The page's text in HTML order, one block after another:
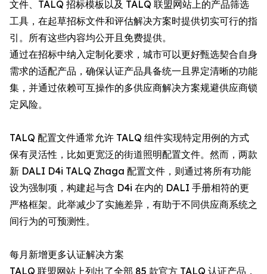
文件、TALQ 招标模板以及 TALQ 联盟网站上的产品筛选
工具，在起草招标文件和评估解决方案时提供切实可行的指
引。所有这些内容均公开且免费提供。
通过在招标中纳入定制化要求，城市可以更好甄选契合自身
需求的适配产品，确保认证产品具备统一且界定清晰的功能
集，并通过依赖可互操作的多供应商解决方案规避供应商锁
定风险。
TALQ 配置文件通常允许 TALQ 组件实现特定用例的方式
保有灵活性，比如更宽泛的街道照明配置文件。然而，两款
新 DALI D4i TALQ Zhaga 配置文件，则通过将所有功能
设为强制项，构建起与含 D4i 在内的 DALI 手册相符的更
严格框架。此举减少了实施差异，有助于不同供应商系统之
间行为的可预测性。
每月新增更多认证解决方案
TALQ 联盟网站上列出了全部 85 款官方 TALQ 认证产品，